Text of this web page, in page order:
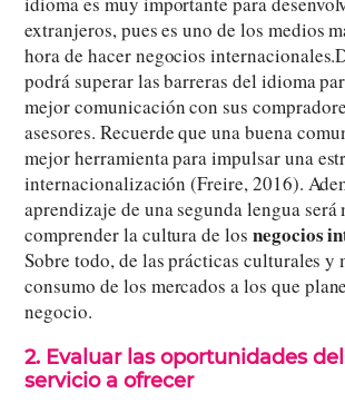
extranjeros, pues es uno de los medios
hora de hacer negocios
podrá superar las barreras del idioma
mejor comunicación con sus
asesores. Recuerde que una buena
mejor herramienta para impulsar una
internacionalización (Freire, 2016).
aprendizaje de una segunda lengua será
comprender la cultura de los negocios
Sobre todo, de las prácticas culturales y
consumo de los mercados a los que
negocio.
2. Evaluar las oportunidades
servicio a ofrecer